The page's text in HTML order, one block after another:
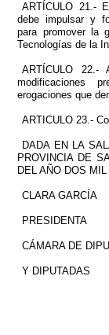
ARTÍCULO 21.-
debe impulsar y
para promover la
Tecnologías de la
ARTÍCULO
modificaciones
erogaciones que
ARTICULO 23.-
DADA EN LA
PROVINCIA DE
DEL AÑO DOS
CLARA GARCÍA
PRESIDENTA
CÁMARA DE
Y DIPUTADAS